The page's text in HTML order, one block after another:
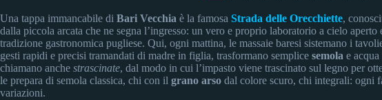
Una tappa immancabile di Bari Vecchia è la famosa Strada delle Orecchiette,
dalla piccola arcata che ne segna l’ingresso: un vero e proprio laboratorio a cielo
tradizione gastronomica pugliese. Qui, ogni mattina, le massaie baresi sistemano i
gesti rapidi e precisi tramandati di madre in figlia, trasformano semplice semola e
chiamano anche strascinate, dal modo in cui l’impasto viene trascinato sul legno per
le prepara di semola classica, chi con il grano arso dal colore scuro, chi integrali: ogni
variazioni.